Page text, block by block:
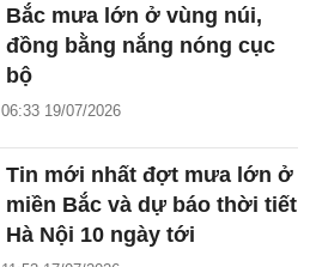
Bắc mưa lớn ở vùng núi,
đồng bằng nắng nóng cục
bộ
06:33 19/07/2026
Tin mới nhất đợt mưa lớn ở
miền Bắc và dự báo thời tiết
Hà Nội 10 ngày tới